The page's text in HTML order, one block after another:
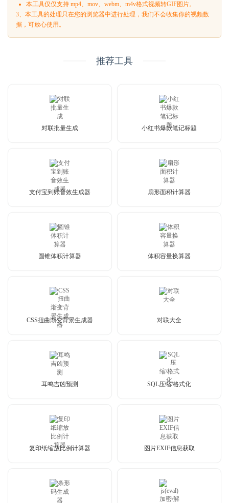
本工具仅仅支持 mp4、mov、webm、m4v格式视频转GIF图片。
3、本工具的处理只在您的浏览器中进行处理，我们不会收集你的视频数
据，可放心使用。
推荐工具
对联批量生成 小红书爆款笔记标题
支付宝到账音效生成器 扇形面积计算器
圆锥体积计算器 体积容量换算器
CSS扭曲渐变背景生成器 对联大全
耳鸣吉凶预测 SQL压缩/格式化
复印纸缩放比例计算器 图片EXIF信息获取